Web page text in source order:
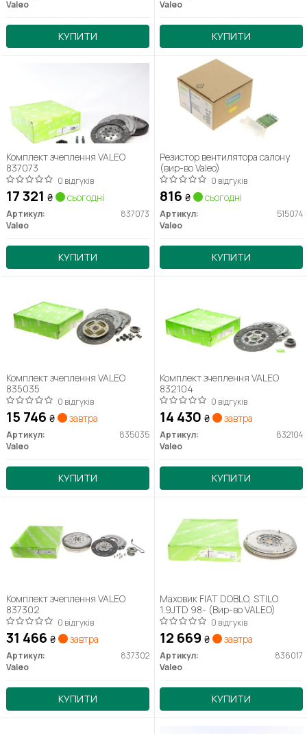
Valeo
КУПИТИ
Valeo
КУПИТИ
Комплект зчеплення VALEO
837073
0 відгуків
17 321 ₴ сьогодні
Артикул:
837073
Valeo
КУПИТИ
Резистор вентилятора салону
(вир-во Valeo)
0 відгуків
816 ₴ сьогодні
Артикул:
515074
Valeo
КУПИТИ
Комплект зчеплення VALEO
835035
0 відгуків
15 746 ₴ завтра
Артикул:
835035
Valeo
КУПИТИ
Комплект зчеплення VALEO
832104
0 відгуків
14 430 ₴ завтра
Артикул:
832104
Valeo
КУПИТИ
Комплект зчеплення VALEO
837302
0 відгуків
31 466 ₴ завтра
Артикул:
837302
Valeo
КУПИТИ
Маховик FIAT DOBLO, STILO
1.9JTD 98- (Вир-во VALEO)
0 відгуків
12 669 ₴ завтра
Артикул:
836017
Valeo
КУПИТИ